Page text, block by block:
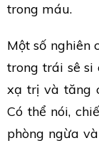
trong máu.
Một số nghiên
trong trái sê si
xạ trị và tăng
Có thể nói,
phòng ngừa